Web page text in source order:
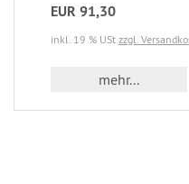
EUR 91,30
inkl. 19 % USt zzgl.
mehr...